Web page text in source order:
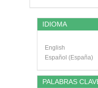
IDIOMA
English
Español (España)
PALABRAS